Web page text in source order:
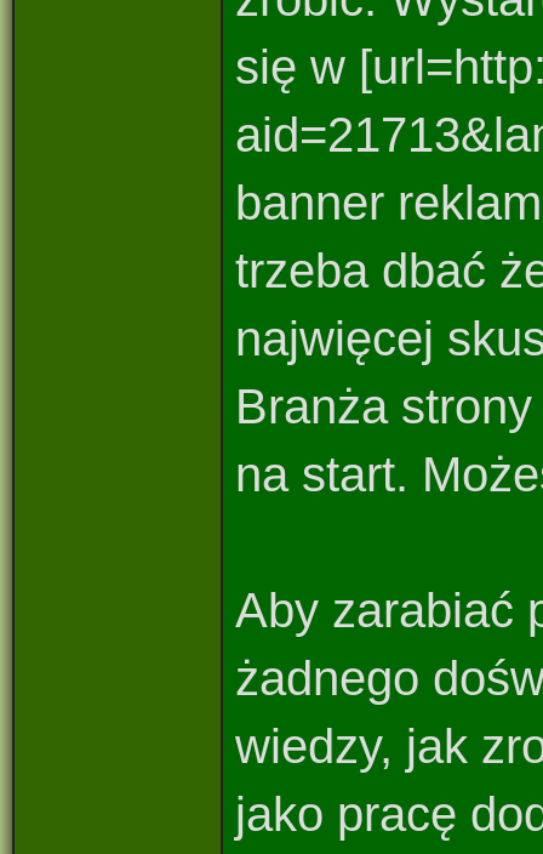
się w
banner
trzeba dbać
najwięcej
Branża
na start.
Aby zarabiać
żadnego
wiedzy, jak
jako pracę